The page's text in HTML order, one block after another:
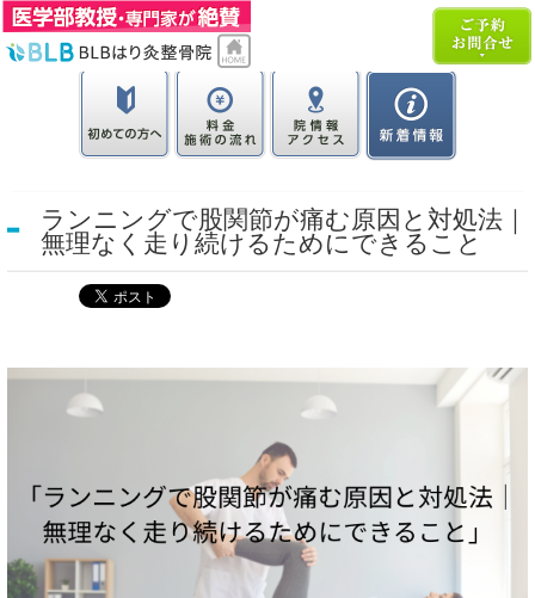
ランニングで股関節が痛む原因と対処法｜
無理なく走り続けるためにできること